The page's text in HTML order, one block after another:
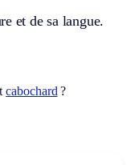
et de sa langue.
cabochard ?